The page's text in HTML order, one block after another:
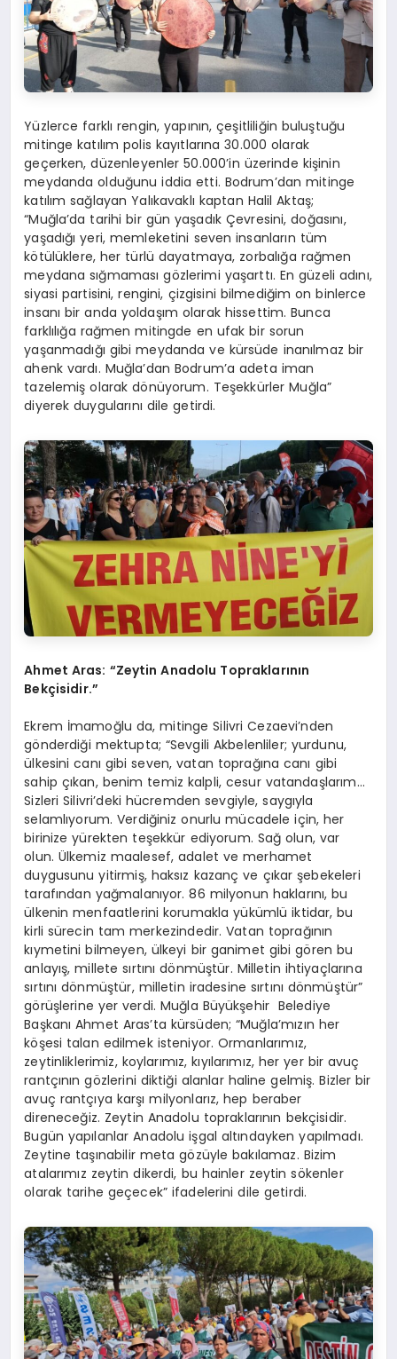
Yüzlerce farklı rengin, yapının, çeşitliliğin buluştuğu
mitinge katılım polis kayıtlarına 30.000 olarak
geçerken, düzenleyenler 50.000’in üzerinde kişinin
meydanda olduğunu iddia etti. Bodrum’dan mitinge
katılım sağlayan Yalıkavaklı kaptan Halil Aktaş;
“Muğla’da tarihi bir gün yaşadık Çevresini, doğasını,
yaşadığı yeri, memleketini seven insanların tüm
kötülüklere, her türlü dayatmaya, zorbalığa rağmen
meydana sığmaması gözlerimi yaşarttı. En güzeli adını,
siyasi partisini, rengini, çizgisini bilmediğim on binlerce
insanı bir anda yoldaşım olarak hissettim. Bunca
farklılığa rağmen mitingde en ufak bir sorun
yaşanmadığı gibi meydanda ve kürsüde inanılmaz bir
ahenk vardı. Muğla’dan Bodrum’a adeta iman
tazelemiş olarak dönüyorum. Teşekkürler Muğla”
diyerek duygularını dile getirdi.
Ahmet Aras: “Zeytin Anadolu Topraklarının
Bekçisidir.”
Ekrem İmamoğlu da, mitinge Silivri Cezaevi’nden
gönderdiği mektupta; “Sevgili Akbelenliler; yurdunu,
ülkesini canı gibi seven, vatan toprağına canı gibi
sahip çıkan, benim temiz kalpli, cesur vatandaşlarım…
Sizleri Silivri’deki hücremden sevgiyle, saygıyla
selamlıyorum. Verdiğiniz onurlu mücadele için, her
birinize yürekten teşekkür ediyorum. Sağ olun, var
olun. Ülkemiz maalesef, adalet ve merhamet
duygusunu yitirmiş, haksız kazanç ve çıkar şebekeleri
tarafından yağmalanıyor. 86 milyonun haklarını, bu
ülkenin menfaatlerini korumakla yükümlü iktidar, bu
kirli sürecin tam merkezindedir. Vatan toprağının
kıymetini bilmeyen, ülkeyi bir ganimet gibi gören bu
anlayış, millete sırtını dönmüştür. Milletin ihtiyaçlarına
sırtını dönmüştür, milletin iradesine sırtını dönmüştür”
görüşlerine yer verdi. Muğla Büyükşehir Belediye
Başkanı Ahmet Aras’ta kürsüden; “Muğla’mızın her
köşesi talan edilmek isteniyor. Ormanlarımız,
zeytinliklerimiz, koylarımız, kıyılarımız, her yer bir avuç
rantçının gözlerini diktiği alanlar haline gelmiş. Bizler bir
avuç rantçıya karşı milyonlarız, hep beraber
direneceğiz. Zeytin Anadolu topraklarının bekçisidir.
Bugün yapılanlar Anadolu işgal altındayken yapılmadı.
Zeytine taşınabilir meta gözüyle bakılamaz. Bizim
atalarımız zeytin dikerdi, bu hainler zeytin sökenler
olarak tarihe geçecek” ifadelerini dile getirdi.